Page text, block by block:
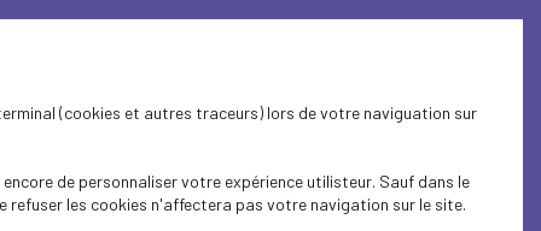
(cookies et autres traceurs) lors de votre naviguation sur
de personnaliser votre expérience utilisteur. Sauf dans le
les cookies n'affectera pas votre navigation sur le site.